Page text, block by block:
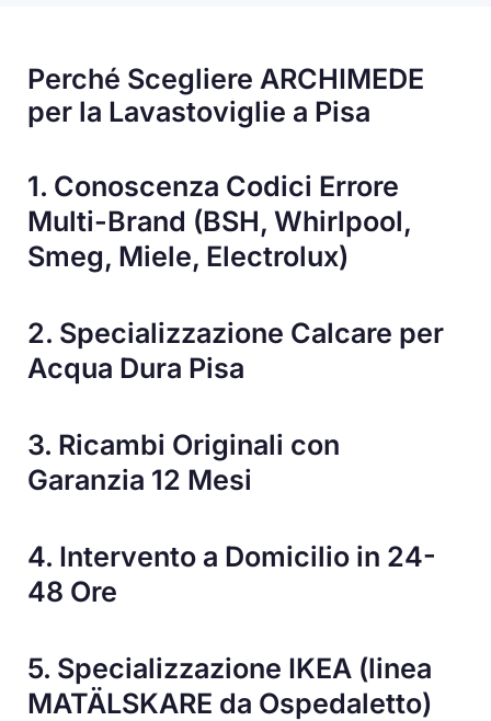
Perché Scegliere ARCHIMEDE
per la Lavastoviglie a Pisa
1. Conoscenza Codici Errore
Multi-Brand (BSH, Whirlpool,
Smeg, Miele, Electrolux)
2. Specializzazione Calcare per
Acqua Dura Pisa
3. Ricambi Originali con
Garanzia 12 Mesi
4. Intervento a Domicilio in 24-
48 Ore
5. Specializzazione IKEA (linea
MATÄLSKARE da Ospedaletto)